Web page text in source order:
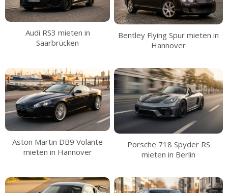
Audi RS3 mieten in
Saarbrücken
Bentley Flying Spur mieten in
Hannover
Aston Martin DB9 Volante
mieten in Hannover
Porsche 718 Spyder RS
mieten in Berlin